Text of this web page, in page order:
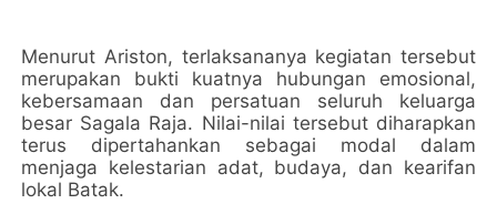
Menurut Ariston, terlaksananya kegiatan tersebut
merupakan bukti kuatnya hubungan emosional,
kebersamaan dan persatuan seluruh keluarga
besar Sagala Raja. Nilai-nilai tersebut diharapkan
terus dipertahankan sebagai modal dalam
menjaga kelestarian adat, budaya, dan kearifan
lokal Batak.